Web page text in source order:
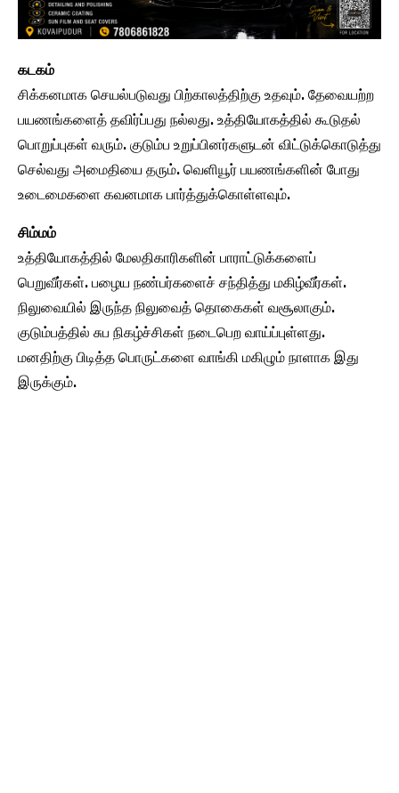
கடகம்
சிக்கனமாக செயல்படுவது பிற்காலத்திற்கு உதவும். தேவையற்ற
பயணங்களைத் தவிர்ப்பது நல்லது. உத்தியோகத்தில் கூடுதல்
பொறுப்புகள் வரும். குடும்ப உறுப்பினர்களுடன் விட்டுக்கொடுத்து
செல்வது அமைதியை தரும். வெளியூர் பயணங்களின் போது
உடைமைகளை கவனமாக பார்த்துக்கொள்ளவும்.
சிம்மம்
உத்தியோகத்தில் மேலதிகாரிகளின் பாராட்டுக்களைப்
பெறுவீர்கள். பழைய நண்பர்களைச் சந்தித்து மகிழ்வீர்கள்.
நிலுவையில் இருந்த நிலுவைத் தொகைகள் வசூலாகும்.
குடும்பத்தில் சுப நிகழ்ச்சிகள் நடைபெற வாய்ப்புள்ளது.
மனதிற்கு பிடித்த பொருட்களை வாங்கி மகிழும் நாளாக இது
இருக்கும்.